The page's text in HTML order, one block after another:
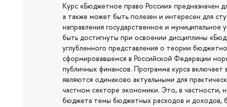
Курс «Бюджетное право России» предназначен
а также может быть полезен и интересен для
направления государственное и
быть достигнуты при освоении дисциплины
углубленного представления о теории
сформировавшемся в Российской Федерации
публичных финансов. Программа курса
являются одинаково актуальными для
частном секторе экономики. Это, в частности,
бюджета темы бюджетных расходов и доходов,